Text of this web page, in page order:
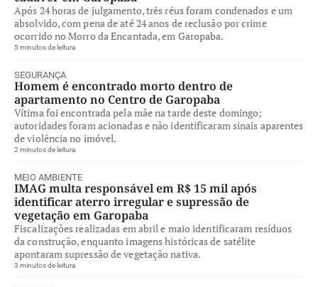
Após 24 horas de julgamento, três réus foram condenados e um
absolvido, com pena de até 24 anos de reclusão por crime
ocorrido no Morro da Encantada, em Garopaba.
5 minutos de leitura
SEGURANÇA
Homem é encontrado morto dentro de
apartamento no Centro de Garopaba
Vítima foi encontrada pela mãe na tarde deste domingo;
autoridades foram acionadas e não identificaram sinais aparentes
de violência no imóvel.
2 minutos de leitura
MEIO AMBIENTE
IMAG multa responsável em R$ 15 mil após
identificar aterro irregular e supressão de
vegetação em Garopaba
Fiscalizações realizadas em abril e maio identificaram resíduos
da construção, enquanto imagens históricas de satélite
apontaram supressão de vegetação nativa.
3 minutos de leitura